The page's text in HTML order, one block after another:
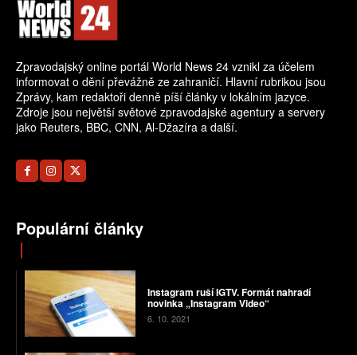
Zpravodajský online portál World News 24 vznikl za účelem
informovat o dění převážně ze zahraničí. Hlavní rubrikou jsou
Zprávy, kam redaktoři denně píší články v lokálním jazyce.
Zdroje jsou největší světové zpravodajské agentury a servery
jako Reuters, BBC, CNN, Al-Džazíra a další.
Populární články
Instagram ruší IGTV. Formát nahradí
novinka „Instagram Video“
6. 10. 2021